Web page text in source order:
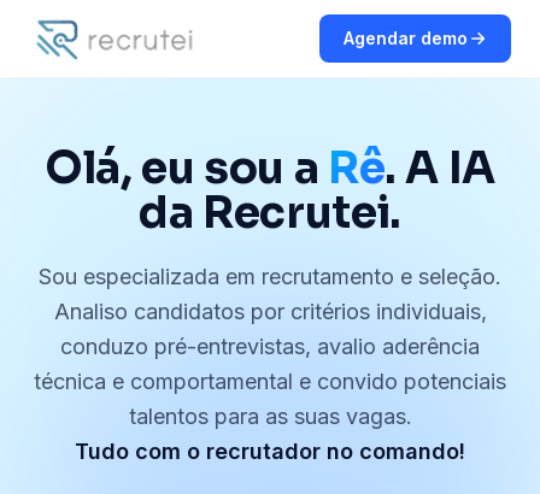
Agendar demo
Olá, eu sou a Rê. A IA
da Recrutei.
Sou especializada em recrutamento e seleção.
Analiso candidatos por critérios individuais,
conduzo pré-entrevistas, avalio aderência
técnica e comportamental e convido potenciais
talentos para as suas vagas.
Tudo com o recrutador no comando!